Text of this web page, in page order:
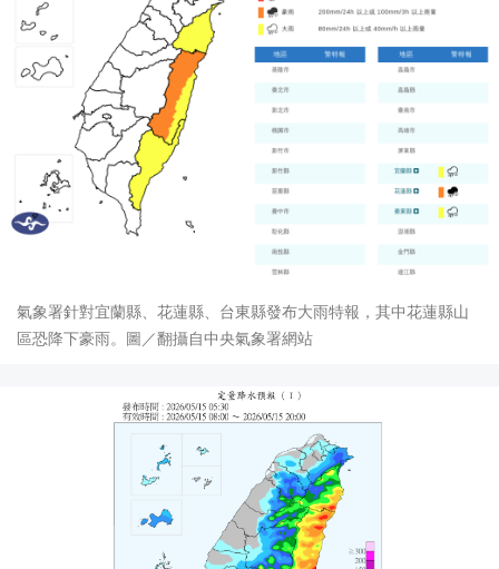
氣象署針對宜蘭縣、花蓮縣、台東縣發布大雨特報，其中花蓮縣山
區恐降下豪雨。圖／翻攝自中央氣象署網站